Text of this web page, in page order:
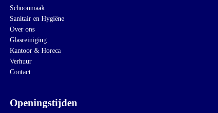
Schoonmaak
Sanitair en Hygiëne
Over ons
Glasreiniging
Kantoor & Horeca
Verhuur
Contact
Openingstijden